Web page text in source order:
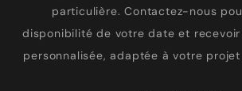
particulière. Contactez-nous
disponibilité de votre date et
personnalisée, adaptée à votre